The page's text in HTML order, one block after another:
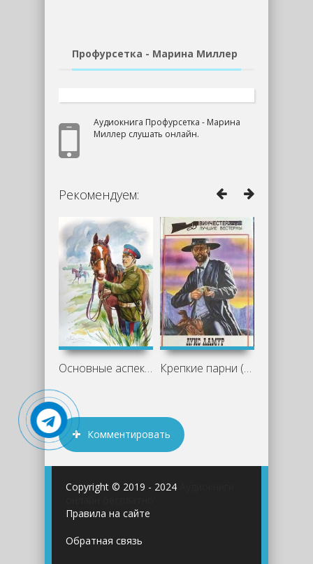
Профурсетка - Марина Миллер
Аудиокнига Профурсетка - Марина
Миллер слушать онлайн.
Рекомендуем:
Основные аспекты романа «Казачий крест» Крепкие парни (Сборник рассказов) -
Комментировать
Copyright © 2019 - 2024
Правила на сайте
Обратная связь